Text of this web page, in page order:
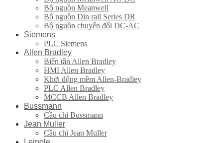
Bộ nguồn Meanwell
Bô nguồn Din rail Series DR
Bộ nguồn chuyển đổi DC-AC
Siemens
PLC Siemens
Allen Bradley
Biến tần Allen Bradley
HMI Allen Bradley
Khởi động mềm Allen-Bradley
PLC Allen Bradley
MCCB Allen Bradley
Bussmann
Cầu chì Bussmann
Jean Muller
Cầu chì Jean Muller